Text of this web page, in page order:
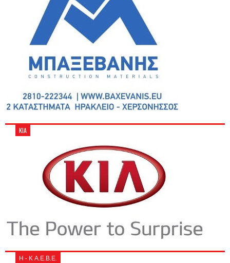
KIA
Η - Κ Α.Ε.Β.Ε.